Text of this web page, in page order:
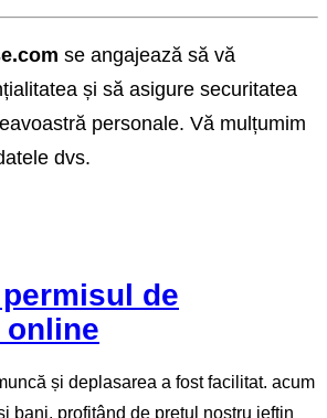
se angajează să vă
și să asigure securitatea
personale. Vă mulțumim
dvs.
de
online
și deplasarea a fost facilitat. acum
bani, profitând de prețul nostru ieftin